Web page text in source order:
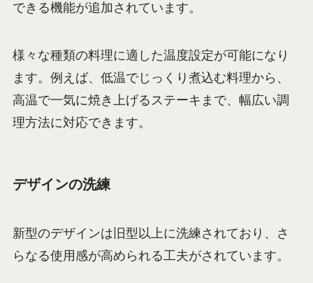
できる機能が追加されています。
様々な種類の料理に適した温度設定が可能になり
ます。例えば、低温でじっくり煮込む料理から、
高温で一気に焼き上げるステーキまで、幅広い調
理方法に対応できます。
デザインの洗練
新型のデザインは旧型以上に洗練されており、さ
らなる使用感が高められる工夫がされています。